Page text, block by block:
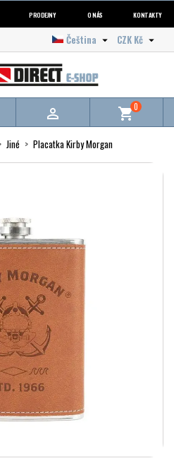
PRODEJNY O NÁS KONTAKTY
CZK Kč 
Čeština 
 shopping_cart0
Jiné Placatka Kirby Morgan